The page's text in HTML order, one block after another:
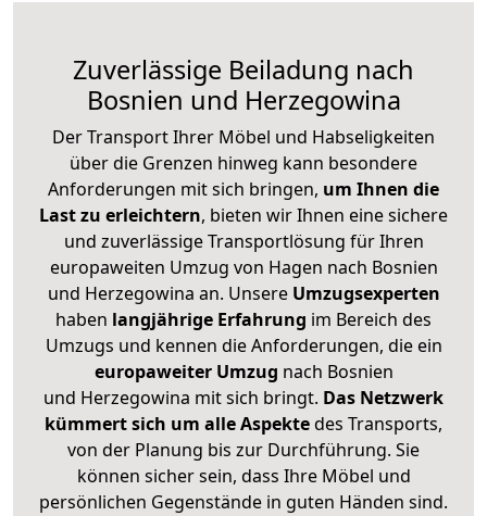
Zuverlässige Beiladung nach
Bosnien und Herzegowina
Der Transport Ihrer Möbel und Habseligkeiten
über die Grenzen hinweg kann besondere
Anforderungen mit sich bringen, um Ihnen die
Last zu erleichtern, bieten wir Ihnen eine sichere
und zuverlässige Transportlösung für Ihren
europaweiten Umzug von Hagen nach Bosnien
und Herzegowina an. Unsere Umzugsexperten
haben langjährige Erfahrung im Bereich des
Umzugs und kennen die Anforderungen, die ein
europaweiter Umzug nach Bosnien
und Herzegowina mit sich bringt. Das Netzwerk
kümmert sich um alle Aspektedes Transports,
von der Planung bis zur Durchführung. Sie
können sicher sein, dass Ihre Möbel und
persönlichen Gegenstände in guten Händen sind.